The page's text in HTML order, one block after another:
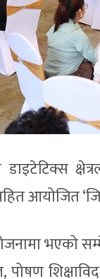
आयोजित
भएको
पोषण